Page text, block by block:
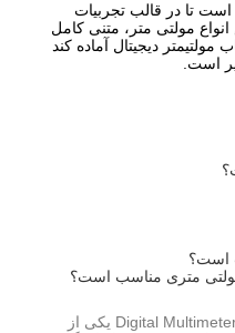
تا در قالب تجربیات
مولتی متر، متنی کامل
مولتیمتر دیجیتال آماده کند
است.
است؟
مولتی متری مناسب است؟
مولتی متر (Multimeter) یا Digital Multimeter (DMM) یکی از